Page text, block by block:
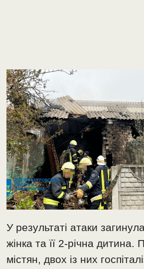
У результаті атаки
жінка та її 2-річна
містян, двох із них